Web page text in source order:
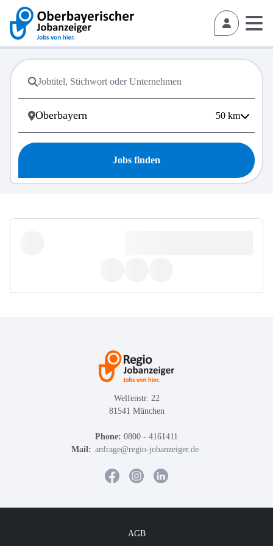
50 km
Jobs finden
Welfenstr. 22
81541 München
Phone: 0800 - 4161411
Mail: anfrage@regio-jobanzeiger.de
AGB